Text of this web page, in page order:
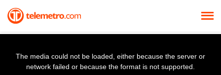
The media could not be loaded, either because the server or
network failed or because the format is not supported.